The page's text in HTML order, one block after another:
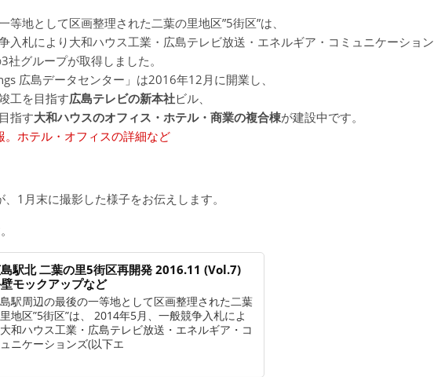
等地として区画整理された二葉の里地区”5街区”は、
入札により大和ハウス工業・広島テレビ放送・エネルギア・コミュニケーション
社グループが取得しました。
広島データセンター」は2016年12月に開業し、
工を目指す広島テレビの新本社ビル、
指す大和ハウスのオフィス・ホテル・商業の複合棟が建設中です。
。ホテル・オフィスの詳細など
1月末に撮影した様子をお伝えします。
駅北 二葉の里5街区再開発 2016.11 (Vol.7)
モックアップなど
駅周辺の最後の一等地として区画整理された二葉
地区”5街区”は、 2014年5月、一般競争入札によ
和ハウス工業・広島テレビ放送・エネルギア・コ
ニケーションズ(以下エ